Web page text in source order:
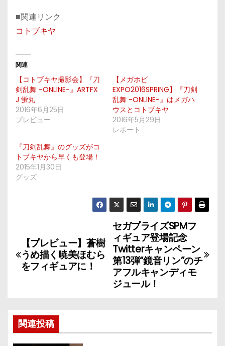
■関連リンク
コトブキヤ
関連
【コトブキヤ撮影会】『刀
剣乱舞 -ONLINE-』ARTFX
J 蛍丸
2016年6月25日
プレビュー
【メガホビ
EXPO2016SPRING】『刀剣
乱舞 -ONLINE-』はメガハ
ウスとコトブキヤ
2016年5月29日
レポート
『刀剣乱舞』のグッズがコ
トブキヤから早くも登場！
2015年1月30日
グッズ
稿
ナ
ゲ
ー
セガプライズSPMフ
ィギュア登場記念
Twitterキャンペーン
第13弾“鏡音リン”のチ
アフルキャンディモ
ジュール！
【プレビュー】蒼樹
うめ描く暁美ほむら
をフィギュアに！
関連投稿